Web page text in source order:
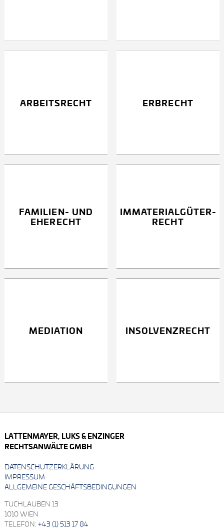
ARBEITS­RECHT ERBRECHT
FAMILIEN- UND
EHERECHT
IMMATERIAL­GÜTER­
RECHT
MEDIATION INSOLVENZ­RECHT
LATTENMAYER, LUKS & ENZINGER
RECHTSANWÄLTE GMBH
DATENSCHUTZERKLÄRUNG
IMPRESSUM
ALLGEMEINE GESCHÄFTSBEDINGUNGEN
TUCHLAUBEN 13
1010 WIEN
TELEFON: +43 (1) 513 17 84